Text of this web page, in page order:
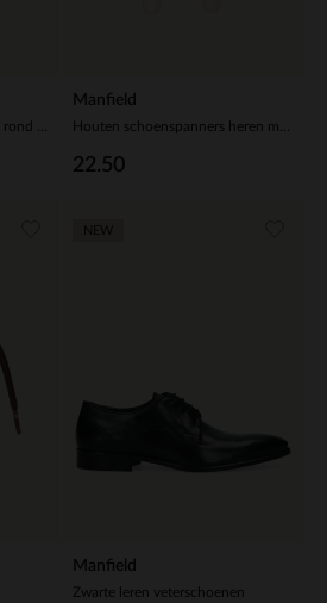
Manfield
22.50
Manfield
Zwarte leren veterschoenen